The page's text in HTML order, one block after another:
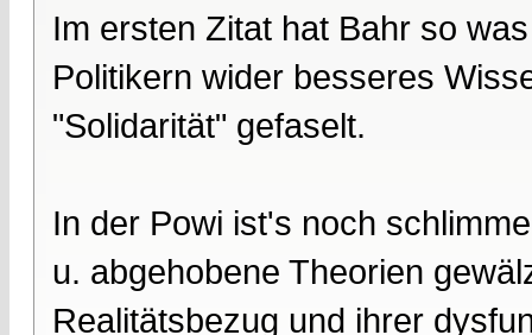
Im ersten Zitat hat Bahr so
Politikern wider besseres
"Solidarität" gefaselt.
In der Powi ist's noch
u. abgehobene Theorien
Realitätsbezug und ihrer